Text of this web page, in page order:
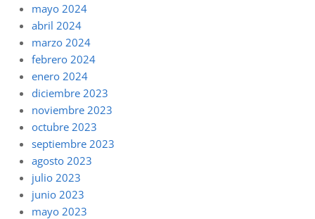
mayo 2024
abril 2024
marzo 2024
febrero 2024
enero 2024
diciembre 2023
noviembre 2023
octubre 2023
septiembre 2023
agosto 2023
julio 2023
junio 2023
mayo 2023